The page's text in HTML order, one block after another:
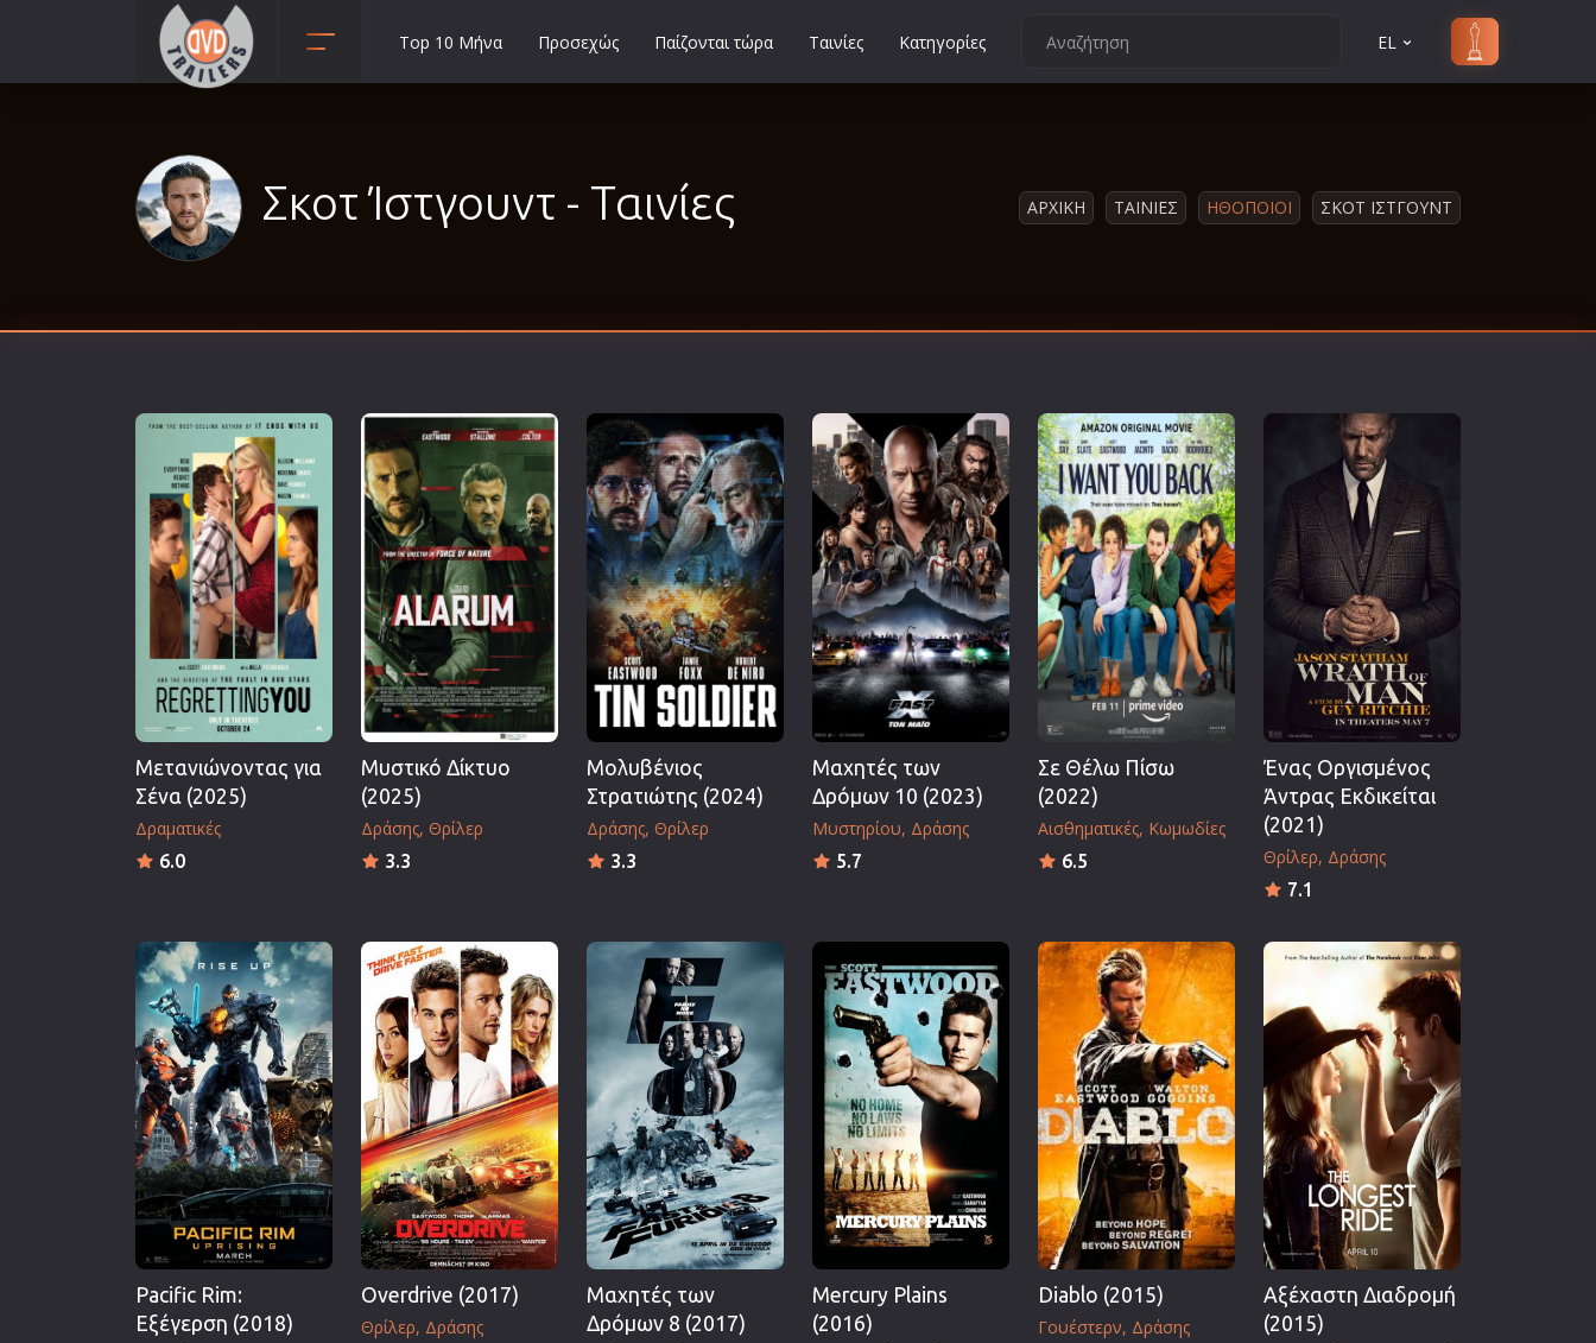
Αισθησιακές
Βιογραφίες
Δράσης
Ελληνικός Κινηματογράφος
Επιβίωσης
Επιστημονικής Φαντασίας
Εποχής
Ερωτικές
Ευρωπαικός Κινηματογράφος
Θρησκευτικές
Θρίλερ
Ιστορικές
Καταστροφής
Κλασσικές
Μικρού Μήκους
Μιούζικαλ
Νεανικές
Παιδικές
Περιπέτειες
Πολεμικές
Πολεμικές Τέχνες
Πολιτική
Σπορ
Τηλεοπτικές Σειρές
Τρόμου
Φαντασίας
Φιλμ Νουάρ
Χριστουγεννιάτικες
Ρομαντικές Κωμωδίες
Top 10 Μήνα Προσεχώς Παίζονται τώρα Ταινίες Κατηγορίες EL
Σκοτ Ίστγουντ - Ταινίες ΑΡΧΙΚΗ ΤΑΙΝΙΕΣ ΗΘΟΠΟΙΟΙ ΣΚΟΤ ΙΣΤΓΟΥΝΤ
Μετανιώνοντας για
Σένα (2025)
Δραματικές
6.0
Μυστικό Δίκτυο
(2025)
Δράσης Θρίλερ
3.3
Μολυβένιος
Στρατιώτης (2024)
Δράσης Θρίλερ
3.3
Μαχητές των
Δρόμων 10 (2023)
Μυστηρίου Δράσης
5.7
Σε Θέλω Πίσω
(2022)
Αισθηματικές Κωμωδίες
6.5
Ένας Οργισμένος
Άντρας Εκδικείται
(2021)
Θρίλερ Δράσης
7.1
Pacific Rim:
Εξέγερση (2018)
Overdrive (2017)
Θρίλερ Δράσης
Μαχητές των
Δρόμων 8 (2017)
Mercury Plains
(2016)
Diablo (2015)
Γουέστερν Δράσης
Αξέχαστη Διαδρομή
(2015)